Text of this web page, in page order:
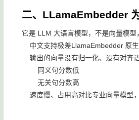
二、LLamaEmbedder
它是 LLM 大语言模型，不是向量模
中文支持极差LlamaEmbedder 原生
输出的向量没有归一化、没有对齐
同义句分数低
无关句分数高
速度慢、占用高对比专业向量模型